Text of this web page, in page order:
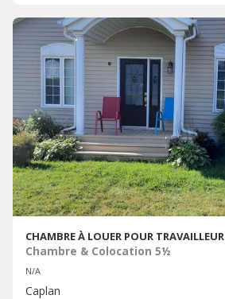
CHAMBRE À LOUER POUR TRAVAILLEUR
Chambre & Colocation 5½
N/A
Caplan